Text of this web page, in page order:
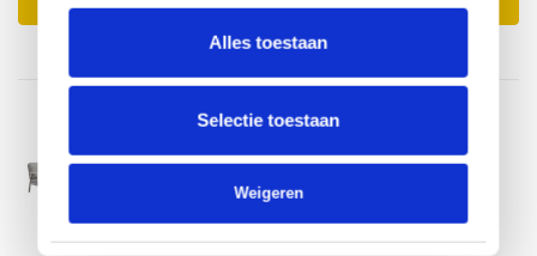
Alles toestaan
Selectie toestaan
Weigeren